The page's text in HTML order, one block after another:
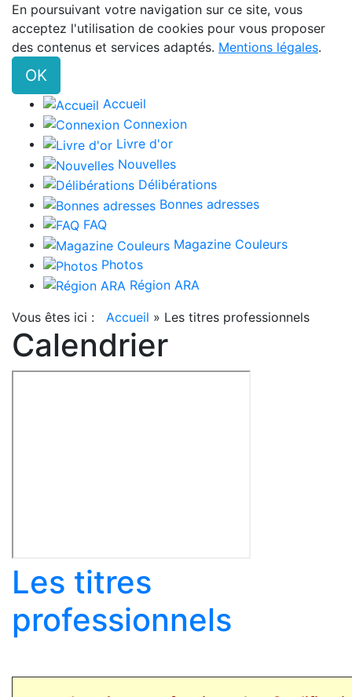
En poursuivant votre navigation sur ce site, vous
acceptez l'utilisation de cookies pour vous proposer
des contenus et services adaptés. Mentions légales.
OK
Accueil
Connexion
Livre d'or
Nouvelles
Délibérations
Bonnes adresses
FAQ
Magazine Couleurs
Photos
Région ARA
Vous êtes ici : Accueil » Les titres professionnels
Calendrier
Les titres
professionnels